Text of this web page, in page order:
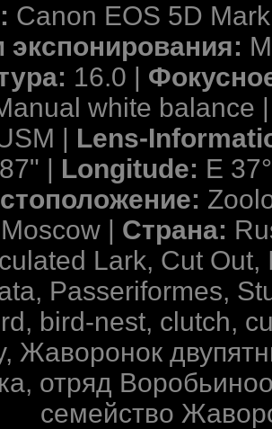
Canon EOS 5D
экспонирования:
16.0 |
white balance
| Lens-
| Longitude: E
Moscow | Страна:
Lark, Cut
Passeriformes,
bird-nest, clutch,
Жаворонок
отряд
семейство